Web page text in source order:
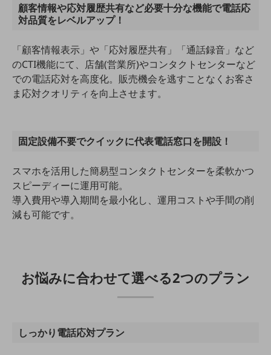
データ利活用
運用管理
課題・ニーズで探す
課題・ニーズで探すTOP
コミュニケーション・情報共有
マーケティング
業務効率化
地域共創・地方創生
遠隔監視
顧客情報や応対履歴共有など必要十分な機能で電話応
対品質をレベルアップ！
「顧客情報表示」や「応対履歴共有」「通話録音」など
のCTI機能にて、店舗(営業所)やコンタクトセンターなど
での電話応対を高度化。販売機会を逃すことなくお客さ
ま応対クオリティを向上させます。
固定設備不要でクイックに代表電話窓口を開設！
スマホを活用した簡易型コンタクトセンターを柔軟かつ
スピーディーに運用可能。
導入費用や導入期間を最小化し、運用コストや手間の削
減も可能です。
お悩みに合わせて選べる2つのプラン
しっかり電話応対プラン